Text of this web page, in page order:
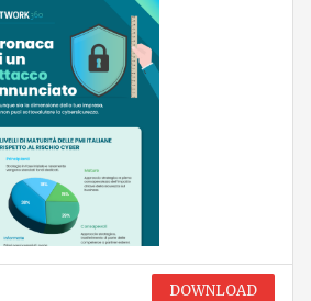
DOWNLOAD